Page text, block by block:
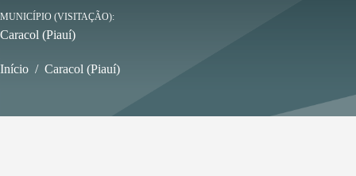
MUNICÍPIO (VISITAÇÃO)
Caracol (Piauí)
Início / Caracol (Piauí)